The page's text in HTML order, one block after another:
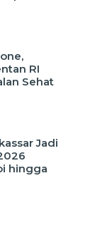
RI
Sehat
Jadi
hingga